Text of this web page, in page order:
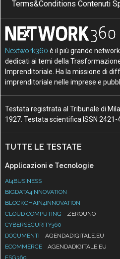
Terms&Conditions Contenuti
Nextwork360 è il più grande
dedicati ai temi della
Imprenditoriale. Ha la missione di
imprenditoriale nelle imprese e
Testata registrata al Tribunale di
1927. Testata scientifica ISSN 2421-
TUTTE LE TESTATE
Applicazioni e Tecnologie
AI4BUSINESS
BIGDATA4INNOVATION
BLOCKCHAIN4INNOVATION
CLOUD COMPUTING
ZEROUNO
CYBERSECURITY360
DOCUMENTI
AGENDADIGITALE.EU
ECOMMERCE
AGENDADIGITALE.EU
ESG360